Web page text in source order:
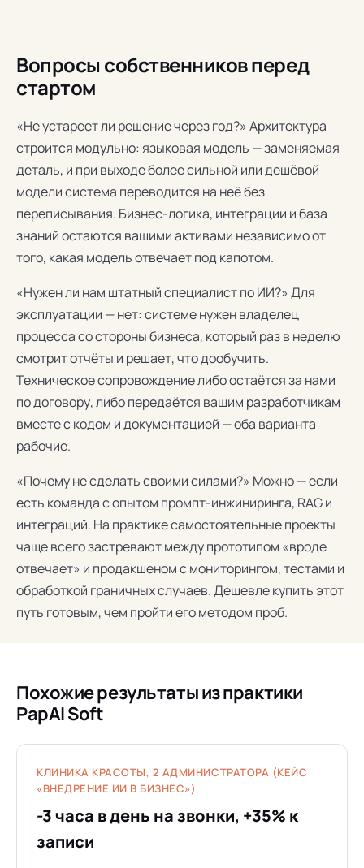
Вопросы собственников перед
стартом
«Не устареет ли решение через год?» Архитектура
строится модульно: языковая модель — заменяемая
деталь, и при выходе более сильной или дешёвой
модели система переводится на неё без
переписывания. Бизнес-логика, интеграции и база
знаний остаются вашими активами независимо от
того, какая модель отвечает под капотом.
«Нужен ли нам штатный специалист по ИИ?» Для
эксплуатации — нет: системе нужен владелец
процесса со стороны бизнеса, который раз в неделю
смотрит отчёты и решает, что дообучить.
Техническое сопровождение либо остаётся за нами
по договору, либо передаётся вашим разработчикам
вместе с кодом и документацией — оба варианта
рабочие.
«Почему не сделать своими силами?» Можно — если
есть команда с опытом промпт-инжиниринга, RAG и
интеграций. На практике самостоятельные проекты
чаще всего застревают между прототипом «вроде
отвечает» и продакшеном с мониторингом, тестами и
обработкой граничных случаев. Дешевле купить этот
путь готовым, чем пройти его методом проб.
Похожие результаты из практики
PapAI Soft
КЛИНИКА КРАСОТЫ, 2 АДМИНИСТРАТОРА (КЕЙС
«ВНЕДРЕНИЕ ИИ В БИЗНЕС»)
-3 часа в день на звонки, +35% к
записи